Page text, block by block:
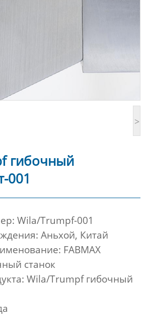
>
гибочный
001
Wila/Trumpf-001
Аньхой, Китай
FABMAX
станок
Wila/Trumpf гибочный